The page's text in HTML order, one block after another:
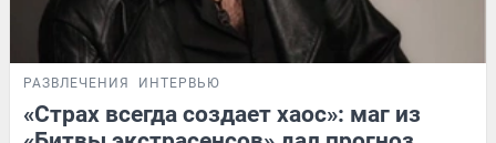
РАЗВЛЕЧЕНИЯ ИНТЕРВЬЮ
«Страх всегда создает хаос»: маг из